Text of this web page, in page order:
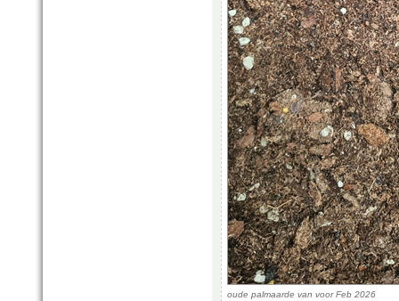
oude palmaarde van voor Feb 2026